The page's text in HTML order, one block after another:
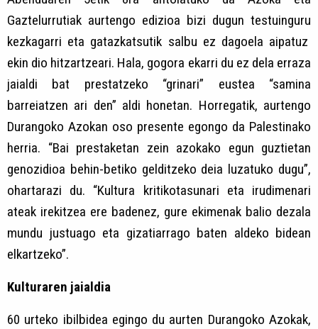
Gaztelurrutiak aurtengo edizioa bizi dugun testuinguru
kezkagarri eta gatazkatsutik salbu ez dagoela aipatuz
ekin dio hitzartzeari. Hala, gogora ekarri du ez dela erraza
jaialdi bat prestatzeko “grinari” eustea “samina
barreiatzen ari den” aldi honetan. Horregatik, aurtengo
Durangoko Azokan oso presente egongo da Palestinako
herria. “Bai prestaketan zein azokako egun guztietan
genozidioa behin-betiko gelditzeko deia luzatuko dugu”,
ohartarazi du. “Kultura kritikotasunari eta irudimenari
ateak irekitzea ere badenez, gure ekimenak balio dezala
mundu justuago eta gizatiarrago baten aldeko bidean
elkartzeko”.
Kulturaren jaialdia
60 urteko ibilbidea egingo du aurten Durangoko Azokak,